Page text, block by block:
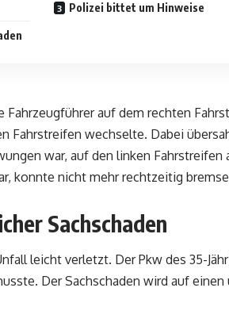
Polizei bittet um Hinweise
Fahrzeugführer auf dem rechten
Fahrstreifen wechselte. Dabei
war, auf den linken Fahrstreifen
konnte nicht mehr rechtzeitig
Sachschaden
leicht verletzt. Der Pkw des 35-
Der Sachschaden wird auf einen